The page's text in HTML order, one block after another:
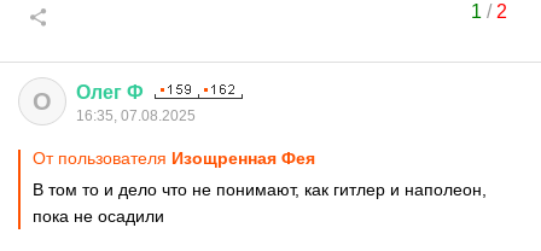
1 / 2
О Олег Ф
16:35, 07.08.2025
От пользователя Изощренная Фея
В том то и дело что не понимают, как гитлер и наполеон,
пока не осадили